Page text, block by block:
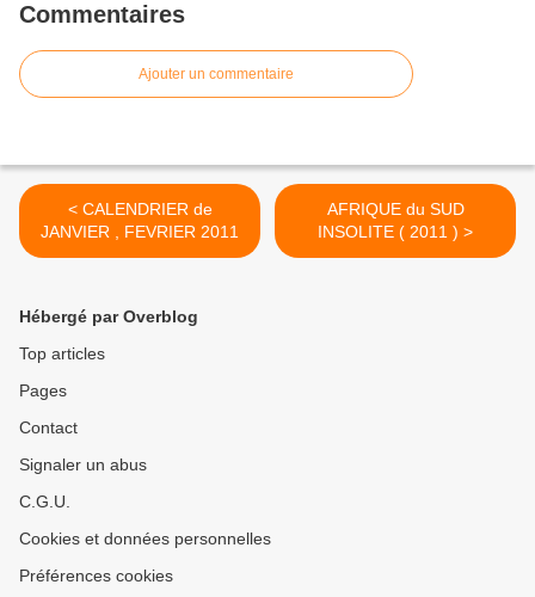
Commentaires
Ajouter un commentaire
< CALENDRIER de
JANVIER , FEVRIER 2011
AFRIQUE du SUD
INSOLITE ( 2011 ) >
Hébergé par Overblog
Top articles
Pages
Contact
Signaler un abus
C.G.U.
Cookies et données personnelles
Préférences cookies